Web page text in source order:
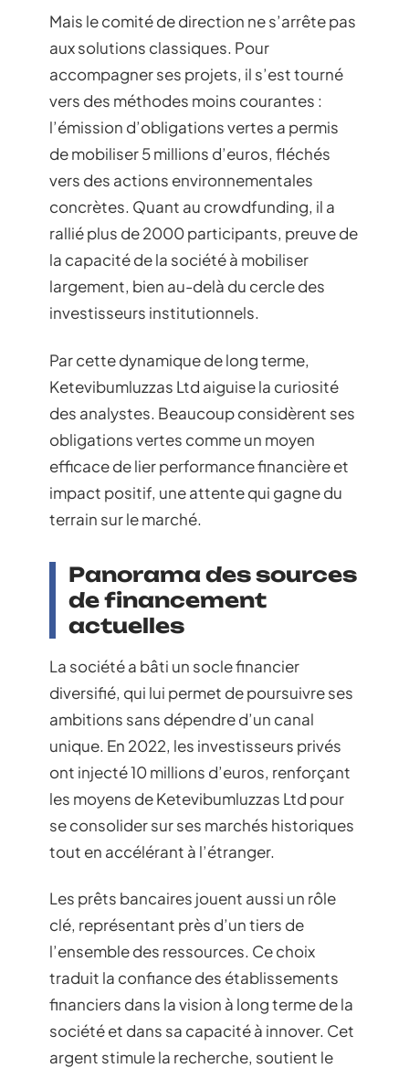
Mais le comité de direction ne s’arrête pas
aux solutions classiques. Pour
accompagner ses projets, il s’est tourné
vers des méthodes moins courantes :
l’émission d’obligations vertes a permis
de mobiliser 5 millions d’euros, fléchés
vers des actions environnementales
concrètes. Quant au crowdfunding, il a
rallié plus de 2000 participants, preuve de
la capacité de la société à mobiliser
largement, bien au-delà du cercle des
investisseurs institutionnels.
Par cette dynamique de long terme,
Ketevibumluzzas Ltd aiguise la curiosité
des analystes. Beaucoup considèrent ses
obligations vertes comme un moyen
efficace de lier performance financière et
impact positif, une attente qui gagne du
terrain sur le marché.
Panorama des sources
de financement
actuelles
La société a bâti un socle financier
diversifié, qui lui permet de poursuivre ses
ambitions sans dépendre d’un canal
unique. En 2022, les investisseurs privés
ont injecté 10 millions d’euros, renforçant
les moyens de Ketevibumluzzas Ltd pour
se consolider sur ses marchés historiques
tout en accélérant à l’étranger.
Les prêts bancaires jouent aussi un rôle
clé, représentant près d’un tiers de
l’ensemble des ressources. Ce choix
traduit la confiance des établissements
financiers dans la vision à long terme de la
société et dans sa capacité à innover. Cet
argent stimule la recherche, soutient le